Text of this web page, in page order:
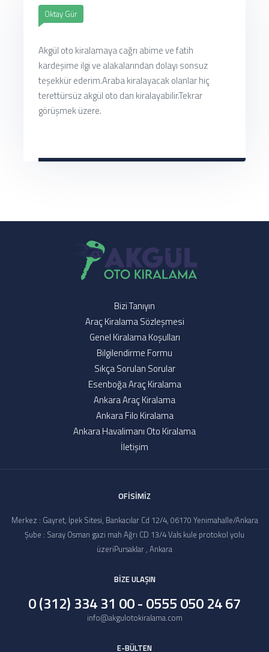
Oktay Gür
Akgül oto kiralamaya cağrı abime ve fatih
kardeşime ilgi ve alakalarından dolayı sonsuz
teşekkür ederim.Araba kiralayacak olanlar hiç
terettürsüz akgül oto dan kiralayabilir.Tekrar
görüşmek üzere.
Bizi Tanıyın
Araç Kiralama Sözleşmesi
Genel Kiralama Koşulları
Bilgilendirme Formu
Sıkça Sorulan Sorular
Esenboğa Araç Kiralama
Ankara Araç Kiralama
Ankara Filo Kiralama
Ankara Havalimanı Oto Kiralama
İletişim
OFİSİMİZ
Merkez : Gayret, İpek Sitesi, Bankacılar Cd 12/4, 06170 Yenimahalle/Ankara
Şube : Saray Osman gazi mah Ağrı CD 13/4 Vals kule protokol yolu
üzeriPursaklar , Ankara
BİZE ULAŞIN
0 (312) 334 31 00 - 0555 050 24 67
info@akgulotokiralama.com
E-BÜLTEN